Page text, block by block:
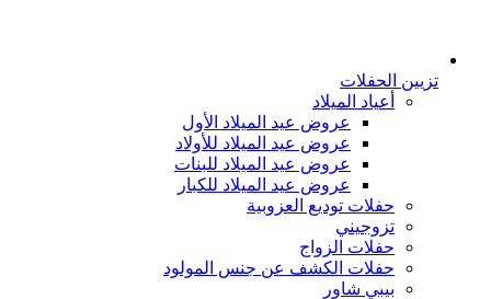
تزيين الحفلات
أعياد الميلاد
عروض عيد الميلاد الأول
عروض عيد الميلاد للأولاد
عروض عيد الميلاد للبنات
عروض عيد الميلاد للكبار
حفلات توديع العزوبية
تزوجيني
حفلات الزواج
حفلات الكشف عن جنس المولود
بيبي شاور